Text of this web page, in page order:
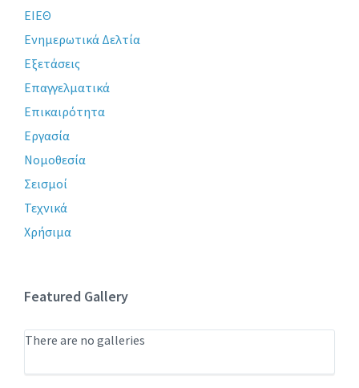
ΕΙΕΘ
Ενημερωτικά Δελτία
Εξετάσεις
Επαγγελματικά
Επικαιρότητα
Εργασία
Νομοθεσία
Σεισμοί
Τεχνικά
Χρήσιμα
Featured Gallery
There are no galleries